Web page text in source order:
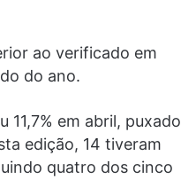
ao verificado em
do ano.
em abril, puxado
edição, 14 tiveram
quatro dos cinco